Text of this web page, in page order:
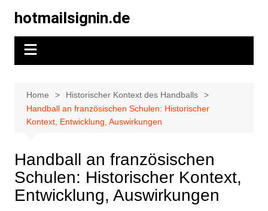
content
hotmailsignin.de
Home
Historischer Kontext des Handballs
Handball an französischen Schulen: Historischer
Kontext, Entwicklung, Auswirkungen
Handball an französischen
Schulen: Historischer Kontext,
Entwicklung, Auswirkungen